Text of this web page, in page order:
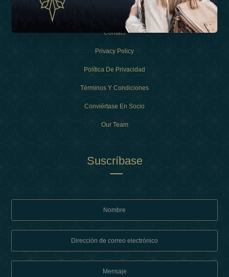
Contact
Privacy Policy
Política De Privacidad
Términos Y Condiciones
Conviértase En Socio
Our Team
Suscríbase